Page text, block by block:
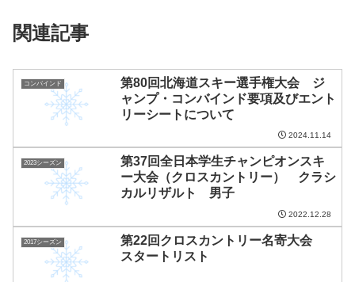
関連記事
コンバインド
第80回北海道スキー選手権大会 ジ
ャンプ・コンバインド要項及びエント
リーシートについて
2024.11.14
2023シーズン
第37回全日本学生チャンピオンスキ
ー大会（クロスカントリー） クラシ
カルリザルト 男子
2022.12.28
2017シーズン
第22回クロスカントリー名寄大会
スタートリスト